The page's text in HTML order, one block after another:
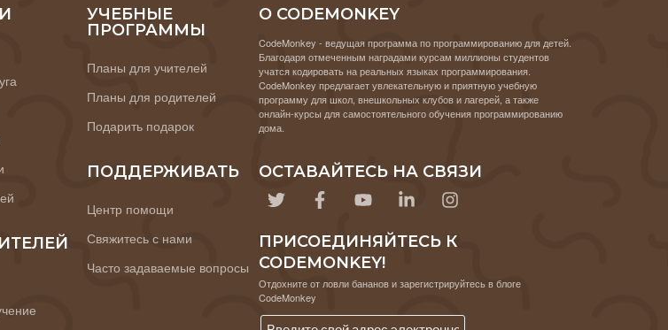
УЧЕБНЫЕ
ПРОГРАММЫ
Планы для учителей
Планы для родителей
Подарить подарок
ПОДДЕРЖИВАТЬ
Центр помощи
Свяжитесь с нами
Часто задаваемые вопросы
О CODEMONKEY
CodeMonkey - ведущая программа по программированию для детей.
Благодаря отмеченным наградами курсам миллионы студентов
учатся кодировать на реальных языках программирования.
CodeMonkey предлагает увлекательную и приятную учебную
программу для школ, внешкольных клубов и лагерей, а также
онлайн-курсы для самостоятельного обучения программированию
дома.
ОСТАВАЙТЕСЬ НА СВЯЗИ
ПРИСОЕДИНЯЙТЕСЬ К
CODEMONKEY!
Отдохните от ловли бананов и зарегистрируйтесь в блоге
CodeMonkey